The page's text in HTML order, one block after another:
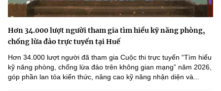
Hơn 34.000 lượt người tham gia tìm hiểu kỹ năng phòng,
chống lừa đảo trực tuyến tại Huế
Hơn 34.000 lượt người đã tham gia Cuộc thi trực tuyến “Tìm hiểu
kỹ năng phòng, chống lừa đảo trên không gian mạng” năm 2026,
góp phần lan tỏa kiến thức, nâng cao kỹ năng nhận diện và...